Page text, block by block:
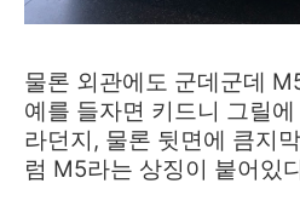
물론 외관에도 군데군데
예를 들자면 키드니 그릴
라던지, 물론 뒷면에 큼지
럼 M5라는 상징이 붙어있